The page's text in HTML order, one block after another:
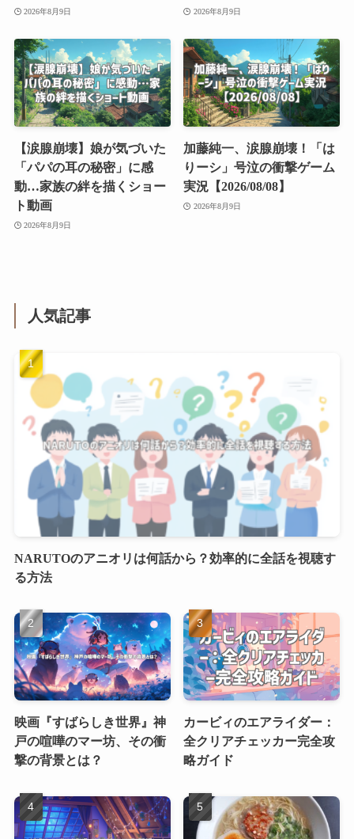
2026年8月9日 2026年8月9日
【涙腺崩壊】娘が気づいた
「パパの耳の秘密」に感
動…家族の絆を描くショー
ト動画
2026年8月9日
加藤純一、涙腺崩壊！「は
りーシ」号泣の衝撃ゲーム
実況【2026/08/08】
2026年8月9日
人気記事
NARUTOのアニオリは何話から？効率的に全話を視聴す
る方法
映画『すばらしき世界』神
戸の喧嘩のマー坊、その衝
撃の背景とは？
カービィのエアライダー：
全クリアチェッカー完全攻
略ガイド